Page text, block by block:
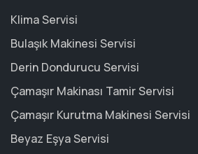
Klima Servisi
Bulaşık Makinesi Servisi
Derin Dondurucu Servisi
Çamaşır Makinası Tamir Servisi
Çamaşır Kurutma Makinesi Servisi
Beyaz Eşya Servisi